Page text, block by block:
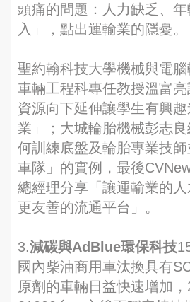
頭痛的問題：人力缺乏、
入」，點出運輸業的隱憂。
聖約翰科技大學機械與電
車輛工程科專任教授溫富
資源向下延伸讓學生有興
業」；大城輪胎機械彭志
何訓練底盤及輪胎專業技
車隊」的實例，最後
總經理分享「讓運輸業的
更友善的流通平台」。
3.減碳與AdBlue環保科技
國內柴油商用車汰換具有
原劑的車輛日益快速增加